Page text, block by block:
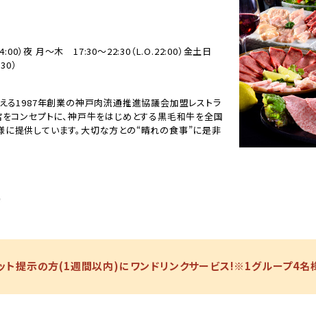
）夜 月～木 17:30～22:30（L.O.22:00）金土日
）
る1987年創業の神戸肉流通推進協議会加盟レストラ
コンセプトに、神戸牛をはじめとする黒毛和牛を全国
提供しています。大切な方との“晴れの食事”に是非
ト提示の方(1週間以内)にワンドリンクサービス!※1グループ4名